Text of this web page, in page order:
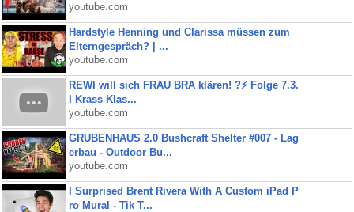
youtube.com
Hardstyle Henning und Clarissa müssen zum
Elterngespräch? | ...
youtube.com
REWI will sich FRAU BRA klären! ?⚡️ Folge 7.3.
I Krass Klas...
youtube.com
GRUBENHAUS 2.0 Bushcraft Shelter #007 - Lag
erbau - Outdoor Bu...
youtube.com
I Surprised Brent Rivera With A Custom iPad P
ro Mural - Tik T...